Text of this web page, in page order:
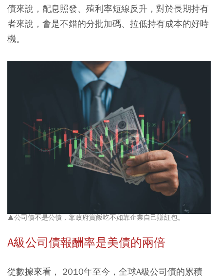
債來說，配息照發、殖利率短線反升，對於長期持有
者來說，會是不錯的分批加碼、拉低持有成本的好時
機。
▲公司債不是公債，靠政府賞飯吃不如靠企業自己賺紅包。
A級公司債報酬率是美債的兩倍
從數據來看， 2010年至今，全球A級公司債的累積